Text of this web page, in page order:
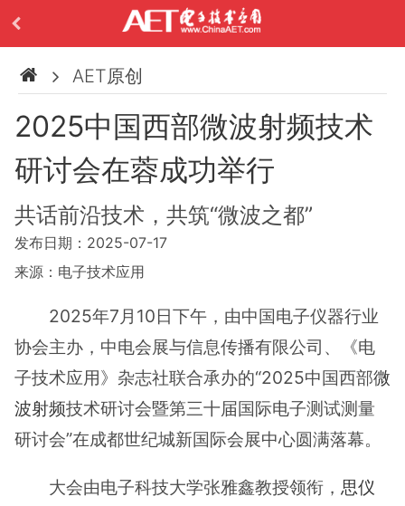
AET原创
2025中国西部微波射频技术
研讨会在蓉成功举行
共话前沿技术，共筑“微波之都”
发布日期：2025-07-17
来源：电子技术应用
2025年7月10日下午，由中国电子仪器行业
协会主办，中电会展与信息传播有限公司、《电
子技术应用》杂志社联合承办的“2025中国西部微
波射频技术研讨会暨第三十届国际电子测试测量
研讨会”在成都世纪城新国际会展中心圆满落幕。
大会由电子科技大学张雅鑫教授领衔，思仪